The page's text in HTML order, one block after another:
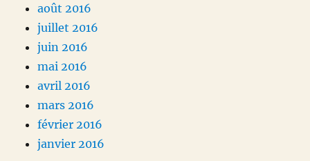
août 2016
juillet 2016
juin 2016
mai 2016
avril 2016
mars 2016
février 2016
janvier 2016